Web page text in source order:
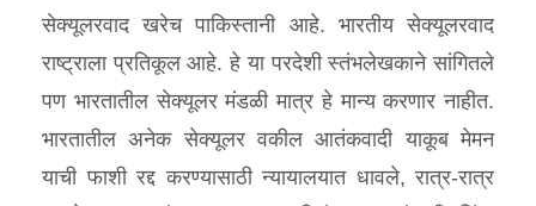
सेक्यूलरवाद खरेच पाकिस्तानी आहे. भारतीय सेक्यूलरवाद
राष्ट्राला प्रतिकूल आहे. हे या परदेशी स्तंभलेखकाने सांगितले
पण भारतातील सेक्यूलर मंडळी मात्र हे मान्य करणार नाहीत.
भारतातील अनेक सेक्यूलर वकील आतंकवादी याकूब मेमन
याची फाशी रद्द करण्यासाठी न्यायालयात धावले, रात्र-रात्र